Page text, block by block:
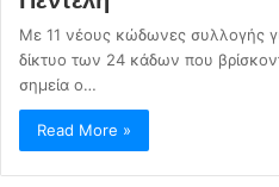
Με 11 νέους κώδωνες συλλογής
δίκτυο των 24 κάδων που
σημεία ο…
Read More »